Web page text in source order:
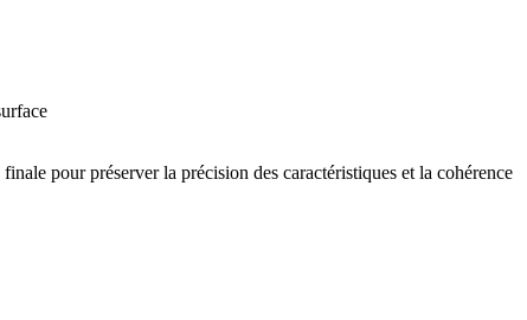
pour préserver la précision des caractéristiques et la cohérence